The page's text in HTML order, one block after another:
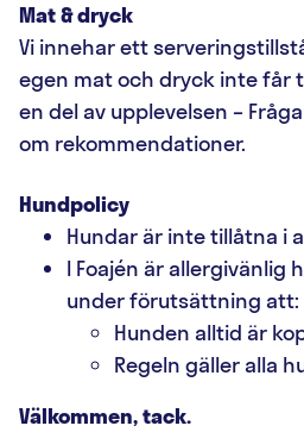
Mat & dryck
Vi innehar ett
egen mat och dryck inte får
en del av upplevelsen –
om rekommendationer.
Hundpolicy
Hundar är inte tillåtna i
I Foajén är allergivänlig
under förutsättning att:
Hunden alltid är
Regeln gäller alla
Välkommen, tack.